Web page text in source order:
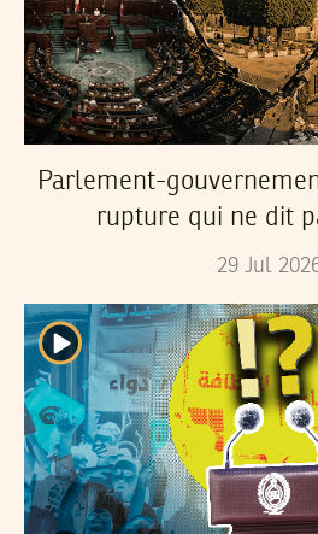
Parlement-
rupture qui ne dit
29 Jul